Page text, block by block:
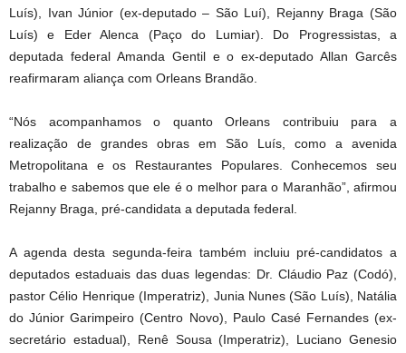
Luís), Ivan Júnior (ex-deputado – São Luí), Rejanny Braga (São
Luís) e Eder Alenca (Paço do Lumiar). Do Progressistas, a
deputada federal Amanda Gentil e o ex-deputado Allan Garcês
reafirmaram aliança com Orleans Brandão.
“Nós acompanhamos o quanto Orleans contribuiu para a
realização de grandes obras em São Luís, como a avenida
Metropolitana e os Restaurantes Populares. Conhecemos seu
trabalho e sabemos que ele é o melhor para o Maranhão”, afirmou
Rejanny Braga, pré-candidata a deputada federal.
A agenda desta segunda-feira também incluiu pré-candidatos a
deputados estaduais das duas legendas: Dr. Cláudio Paz (Codó),
pastor Célio Henrique (Imperatriz), Junia Nunes (São Luís), Natália
do Júnior Garimpeiro (Centro Novo), Paulo Casé Fernandes (ex-
secretário estadual), Renê Sousa (Imperatriz), Luciano Genesio